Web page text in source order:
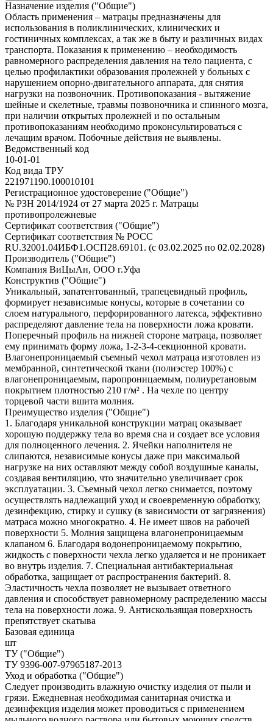
Назначение изделия ("Общие")
Область применения – матрацы предназначены для
использования в поликлинических, клинических и
гостиничных комплексах, а так же в быту и различных видах
транспорта. Показания к применению – необходимость
равномерного распределения давления на тело пациента, с
целью профилактики образования пролежней у больных с
нарушением опорно-двигательного аппарата, для снятия
нагрузки на позвоночник. Противопоказания - вытяжение
шейные и скелетные, травмы позвоночника и спинного мозга,
при наличии открытых пролежней и по остальным
противопоказаниям необходимо проконсультироваться с
лечащим врачом. Побочные действия не выявлены.
Ведомственный код
10-01-01
Код вида ТРУ
221971190.100010101
Регистрационное удостоверение ("Общие")
№ РЗН 2014/1924 от 27 марта 2025 г. Матрацы
противопролежневые
Сертификат соответствия ("Общие")
Сертификат соответствия № РОСС
RU.32001.04ИБФ1.ОСП28.69101. (с 03.02.2025 по 02.02.2028)
Производитель ("Общие")
Компания ВиЦыАн, ООО г.Уфа
Конструктив ("Общие")
Уникальный, запатентованный, трапецевидный профиль,
формирует независимые конусы, которые в сочетании со
слоем натурального, перфорированного латекса, эффективно
распределяют давление тела на поверхности ложа кровати.
Поперечный профиль на нижней стороне матраца, позволяет
ему принимать форму ложа, 1-2-3-4-секционной кровати.
Влагонепроницаемый съемный чехол матраца изготовлен из
мембранной, синтетической ткани (полиэстер 100%) с
влагонепроницаемым, паропроницаемым, полиуретановым
покрытием плотностью 210 г/м² . На чехле по центру
торцевой части вшита молния.
Преимущество изделия ("Общие")
1. Благодаря уникальной конструкции матрац оказывает
хорошую поддержку тела во время сна и создает все условия
для полноценного лечения. 2. Ячейки наполнителя не
слипаются, независимые конусы даже при максимальой
нагрузке на них оставляют между собой воздушные каналы,
создавая вентиляцию, что значительно увеличивает срок
эксплуатации. 3. Съемный чехол легко снимается, поэтому
осуществлять надлежащий уход и своевременную обработку,
дезинфекцию, стирку и сушку (в зависимости от загрязнения)
матраса можно многократно. 4. Не имеет швов на рабочей
поверхности 5. Молния защищена влагонепроницаемым
клапаном 6. Благодаря водонепроницаемому покрытию,
жидкость с поверхности чехла легко удаляется и не проникает
во внутрь изделия. 7. Специальная антибактериальная
обработка, защищает от распространения бактерий. 8.
Эластичность чехла позволяет не вызывает ответного
давления и способствует равномерному распределению массы
тела на поверхности ложа. 9. Антискользящая поверхность
препятствует скатыва
Базовая единица
шт
ТУ ("Общие")
ТУ 9396-007-97965187-2013
Уход и обработка ("Общие")
Следует производить влажную очистку изделия от пыли и
грязи. Ежедневная необходимая санитарная очистка и
дезинфекция изделия может проводиться с применением